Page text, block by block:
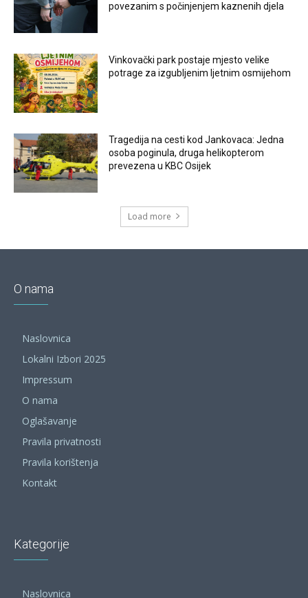
povezanim s počinjenjem kaznenih djela
Vinkovački park postaje mjesto velike
potrage za izgubljenim ljetnim osmijehom
Tragedija na cesti kod Jankovaca: Jedna
osoba poginula, druga helikopterom
prevezena u KBC Osijek
Load more
O nama
Naslovnica
Lokalni Izbori 2025
Impressum
O nama
Oglašavanje
Pravila privatnosti
Pravila korištenja
Kontakt
Kategorije
Naslovnica